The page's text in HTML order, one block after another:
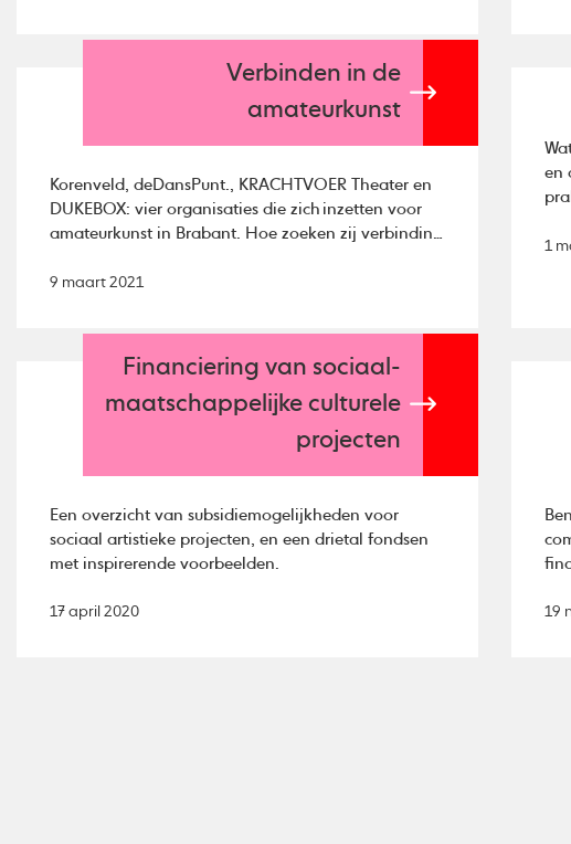
Verbinden in de
amateurkunst
Korenveld, deDansPunt., KRACHTVOER Theater en
DUKEBOX: vier organisaties die zich inzetten voor
amateurkunst in Brabant. Hoe zoeken zij verbinding
over tijdens ons webinar Amateurkunst #2.
9 maart 2021
en
1
Financiering van sociaal-
maatschappelijke culturele
projecten
Een overzicht van subsidiemogelijkheden voor
sociaal artistieke projecten, en een drietal fondsen
met inspirerende voorbeelden.
17 april 2020 19